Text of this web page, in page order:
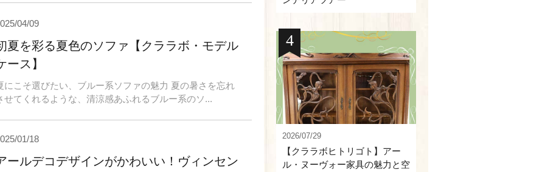
04/09
夏を彩る夏色のソファ【クララボ・モデル
ース】
にこそ選びたい、ブルー系ソファの魅力 夏の暑さを忘れ
せてくれるような、清涼感あふれるブルー系のソ...
01/18
ールデコデザインがかわいい！ヴィンセン
2026/07/29
【クララボヒトリゴト】アー
ル・ヌーヴォー家具の魅力と空